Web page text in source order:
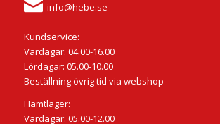
info@hebe.se
Kundservice:
Vardagar: 04.00-16.00
Lördagar: 05.00-10.00
Beställning övrig tid via webshop
Hämtlager:
Vardagar: 05.00-12.00